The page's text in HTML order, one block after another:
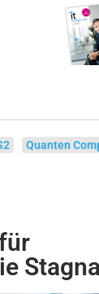
Quanten